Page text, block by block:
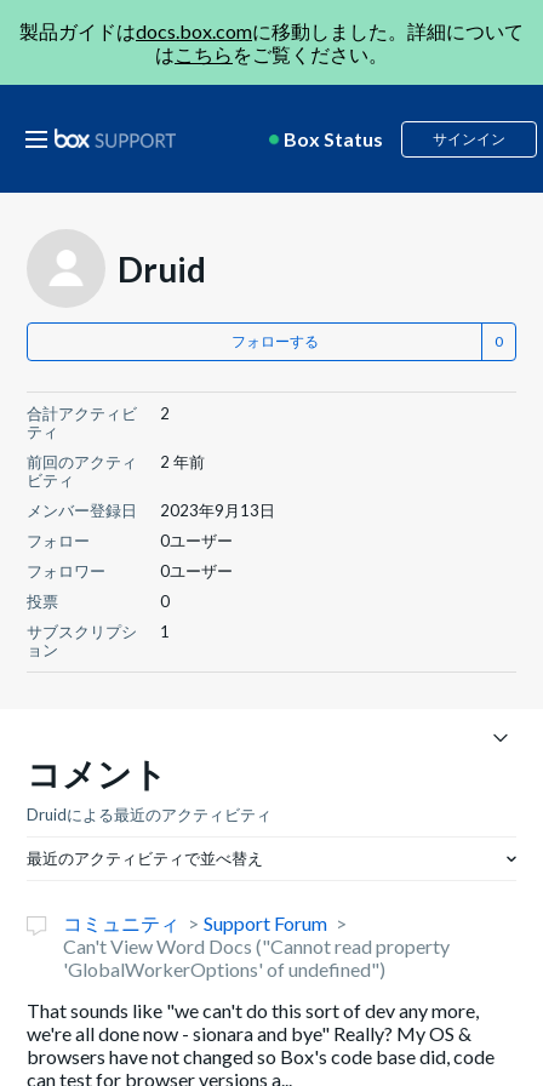
製品ガイドはdocs.box.comに移動しました。詳細について
はこちら をご覧ください。
Box Status サインイン
Druid
フォローする
合計アクティビ
ティ
2
前回のアクティ
ビティ
2 年前
メンバー登録日
2023年9月13日
フォロー
0ユーザー
フォロワー
0ユーザー
投票
0
サブスクリプシ
ョン
1
コメント
Druidによる最近のアクティビティ
最近のアクティビティで並べ替え
コミュニティ
Support Forum
Can't View Word Docs ("Cannot read property
'GlobalWorkerOptions' of undefined")
That sounds like "we can't do this sort of dev any more,
we're all done now - sionara and bye" Really? My OS &
browsers have not changed so Box's code base did, code
can test for browser versions a...